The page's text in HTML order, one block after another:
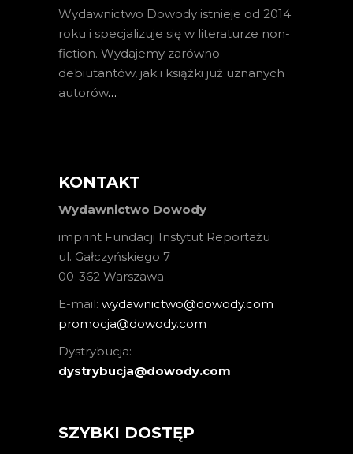
Wydawnictwo Dowody istnieje od 2014
roku i specjalizuje się w literaturze non-
fiction. Wydajemy zarówno
debiutantów, jak i książki już uznanych
autorów…
KONTAKT
Wydawnictwo Dowody
imprint Fundacji Instytut Reportażu
ul. Gałczyńskiego 7
00-362 Warszawa
E-mail: wydawnictwo@dowody.com
promocja@dowody.com
Dystrybucja:
dystrybucja@dowody.com
SZYBKI DOSTĘP